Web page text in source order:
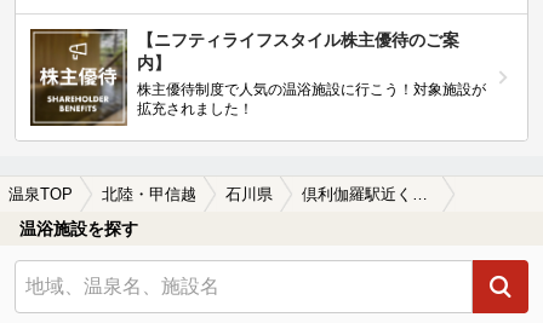
【ニフティライフスタイル株主優待のご案
内】
株主優待制度で人気の温浴施設に行こう！対象施設が
拡充されました！
温泉TOP 北陸・甲信越 石川県 倶利伽羅駅近くの温泉、日帰り温泉、スーパー銭湯おすすめ
温浴施設を探す